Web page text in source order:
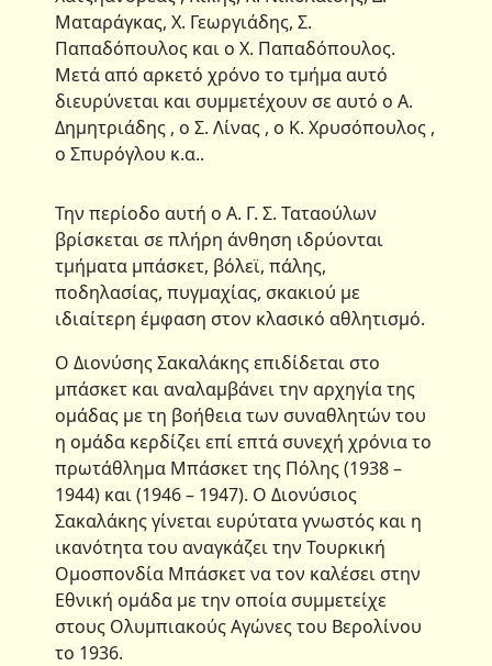
Ματαράγκας, Χ. Γεωργιάδης, Σ.
Παπαδόπουλος και ο Χ. Παπαδόπουλος.
Μετά από αρκετό χρόνο το τμήμα αυτό
διευρύνεται και συμμετέχουν σε αυτό ο Α.
Δημητριάδης , ο Σ. Λίνας , ο Κ. Χρυσόπουλος ,
ο Σπυρόγλου κ.α..
Την περίοδο αυτή ο Α. Γ. Σ. Ταταούλων
βρίσκεται σε πλήρη άνθηση ιδρύονται
τμήματα μπάσκετ, βόλεϊ, πάλης,
ποδηλασίας, πυγμαχίας, σκακιού με
ιδιαίτερη έμφαση στον κλασικό αθλητισμό.
Ο Διονύσης Σακαλάκης επιδίδεται στο
μπάσκετ και αναλαμβάνει την αρχηγία της
ομάδας με τη βοήθεια των συναθλητών του
η ομάδα κερδίζει επί επτά συνεχή χρόνια το
πρωτάθλημα Μπάσκετ της Πόλης (1938 –
1944) και (1946 – 1947). Ο Διονύσιος
Σακαλάκης γίνεται ευρύτατα γνωστός και η
ικανότητα του αναγκάζει την Τουρκική
Ομοσπονδία Μπάσκετ να τον καλέσει στην
Εθνική ομάδα με την οποία συμμετείχε
στους Ολυμπιακούς Αγώνες του Βερολίνου
το 1936.